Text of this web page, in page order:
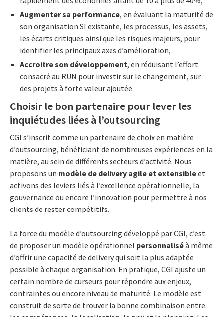
Augmenter sa performance, en évaluant la maturité de
son organisation SI existante, les processus, les assets,
les écarts critiques ainsi que les risques majeurs, pour
identifier les principaux axes d’amélioration,
Accroitre son développement, en réduisant l’effort
consacré au RUN pour investir sur le changement, sur
des projets à forte valeur ajoutée.
Choisir le bon partenaire pour lever les
inquiétudes liées à l’outsourcing
CGI s’inscrit comme un partenaire de choix en matière
d’outsourcing, bénéficiant de nombreuses expériences en la
matière, au sein de différents secteurs d’activité. Nous
proposons un modèle de delivery agile et extensibleet
activons des leviers liés à l’excellence opérationnelle, la
gouvernance ou encore l’innovation pour permettre à nos
clients de rester compétitifs.
La force du modèle d’outsourcing développé par CGI, c’est
de proposer un modèle opérationnel personnaliséà même
d’offrir une capacité de delivery qui soit la plus adaptée
possible à chaque organisation. En pratique, CGI ajuste un
certain nombre de curseurs pour répondre aux enjeux,
contraintes ou encore niveau de maturité. Le modèle est
construit de sorte de trouver la bonne combinaison entre